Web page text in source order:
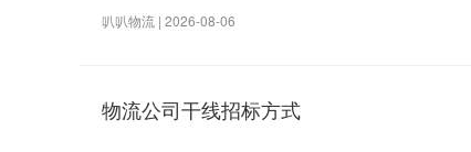
叭叭物流 | 2026-08-06
物流公司干线招标方式